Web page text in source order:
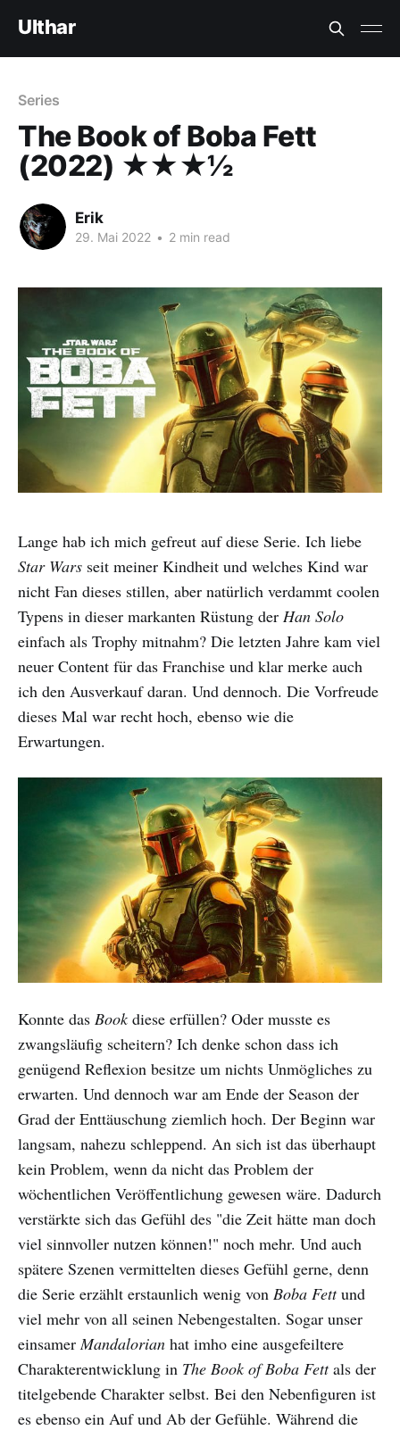
Ulthar
Series
The Book of Boba Fett
(2022) ★★★½
Erik
29. Mai 2022 • 2 min read
Lange hab ich mich gefreut auf diese Serie. Ich liebe
Star Wars seit meiner Kindheit und welches Kind war
nicht Fan dieses stillen, aber natürlich verdammt coolen
Typens in dieser markanten Rüstung der Han Solo
einfach als Trophy mitnahm? Die letzten Jahre kam viel
neuer Content für das Franchise und klar merke auch
ich den Ausverkauf daran. Und dennoch. Die Vorfreude
dieses Mal war recht hoch, ebenso wie die
Erwartungen.
Konnte das Book diese erfüllen? Oder musste es
zwangsläufig scheitern? Ich denke schon dass ich
genügend Reflexion besitze um nichts Unmögliches zu
erwarten. Und dennoch war am Ende der Season der
Grad der Enttäuschung ziemlich hoch. Der Beginn war
langsam, nahezu schleppend. An sich ist das überhaupt
kein Problem, wenn da nicht das Problem der
wöchentlichen Veröffentlichung gewesen wäre. Dadurch
verstärkte sich das Gefühl des "die Zeit hätte man doch
viel sinnvoller nutzen können!" noch mehr. Und auch
spätere Szenen vermittelten dieses Gefühl gerne, denn
die Serie erzählt erstaunlich wenig von Boba Fettund
viel mehr von all seinen Nebengestalten. Sogar unser
einsamerMandalorian hat imho eine ausgefeiltere
Charakterentwicklung in The Book of Boba Fettals der
titelgebende Charakter selbst. Bei den Nebenfiguren ist
es ebenso ein Auf und Ab der Gefühle. Während die